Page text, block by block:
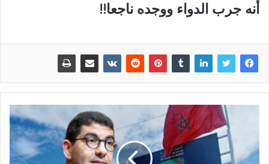
أنه جرب الدواء ووجده ناجعا!!